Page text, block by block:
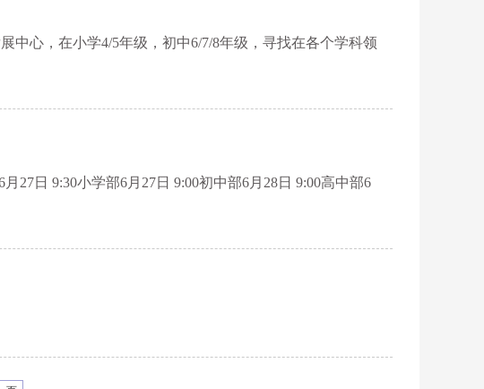
中心，在小学4/5年级，初中6/7/8年级，寻找在各个学科领
日 9:30小学部6月27日 9:00初中部6月28日 9:00高中部6